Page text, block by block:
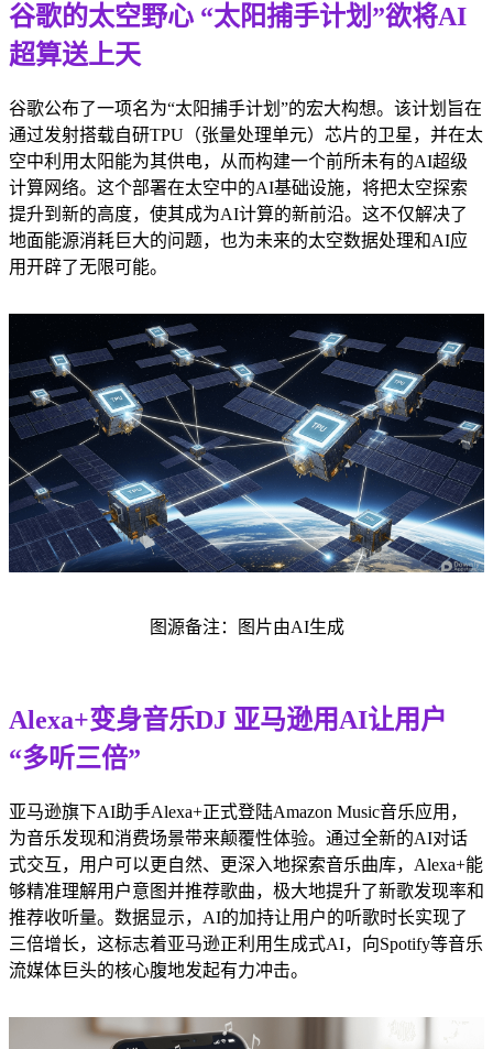
谷歌的太空野心 “太阳捕手计划”欲将AI
超算送上天
谷歌公布了一项名为“太阳捕手计划”的宏大构想。该计划旨在
通过发射搭载自研TPU（张量处理单元）芯片的卫星，并在太
空中利用太阳能为其供电，从而构建一个前所未有的AI超级
计算网络。这个部署在太空中的AI基础设施，将把太空探索
提升到新的高度，使其成为AI计算的新前沿。这不仅解决了
地面能源消耗巨大的问题，也为未来的太空数据处理和AI应
用开辟了无限可能。
图源备注：图片由AI生成
Alexa+变身音乐DJ 亚马逊用AI让用户
“多听三倍”
亚马逊旗下AI助手Alexa+正式登陆Amazon Music音乐应用，
为音乐发现和消费场景带来颠覆性体验。通过全新的AI对话
式交互，用户可以更自然、更深入地探索音乐曲库，Alexa+能
够精准理解用户意图并推荐歌曲，极大地提升了新歌发现率和
推荐收听量。数据显示，AI的加持让用户的听歌时长实现了
三倍增长，这标志着亚马逊正利用生成式AI，向Spotify等音乐
流媒体巨头的核心腹地发起有力冲击。